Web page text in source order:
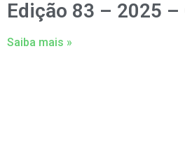
Edição 83 – 2025
Saiba mais »